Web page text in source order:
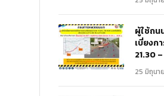
ผู้ใช้ถน
เบี่ยงก
21.30
25 มิถุนา